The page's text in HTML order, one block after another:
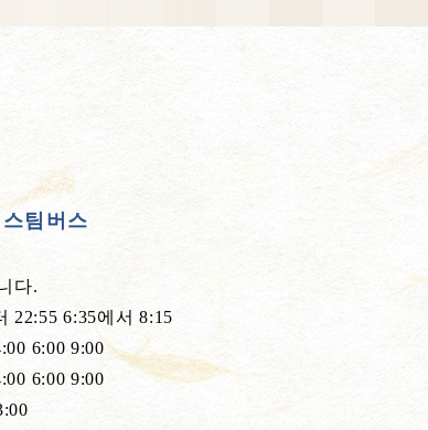
팀버스
다.
22:55 6:35에서 8:15
6:00 9:00
6:00 9:00